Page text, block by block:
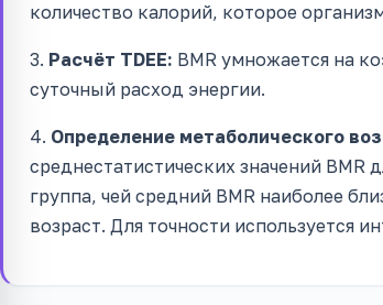
количество калорий, которое
3. Расчёт TDEE: BMR умножается на
суточный расход энергии.
4. Определение метаболического
среднестатистических значений BMR
группа, чей средний BMR наиболее
возраст. Для точности используется